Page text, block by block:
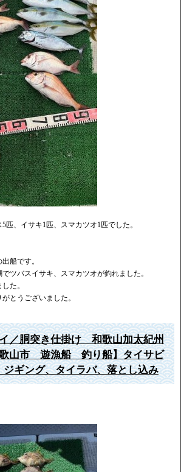
、イサキ1匹、スマカツオ1匹でした。
船です。
ツバスイサキ、スマカツオが釣れました。
た。
とうございました。
／胴突き仕掛け 和歌山加太紀州
山市 遊漁船 釣り船】タイサビ
ジギング、タイラバ、落とし込み